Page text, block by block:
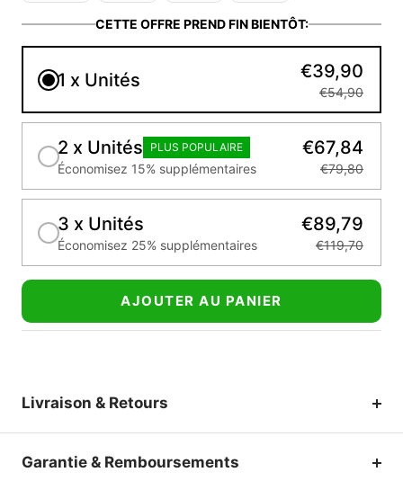
CETTE OFFRE PREND FIN BIENTÔT:
1 x Unités €39,90
€54,90
2 x Unités PLUS POPULAIRE
Économisez 15% supplémentaires
€67,84
€79,80
3 x Unités
Économisez 25% supplémentaires
€89,79
€119,70
AJOUTER AU PANIER
Livraison & Retours
Garantie & Remboursements